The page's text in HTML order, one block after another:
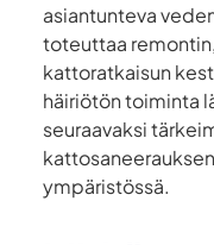
asiantunteva
toteuttaa
kattoratkaisun
häiriötön toiminta
seuraavaksi
ympäristössä.